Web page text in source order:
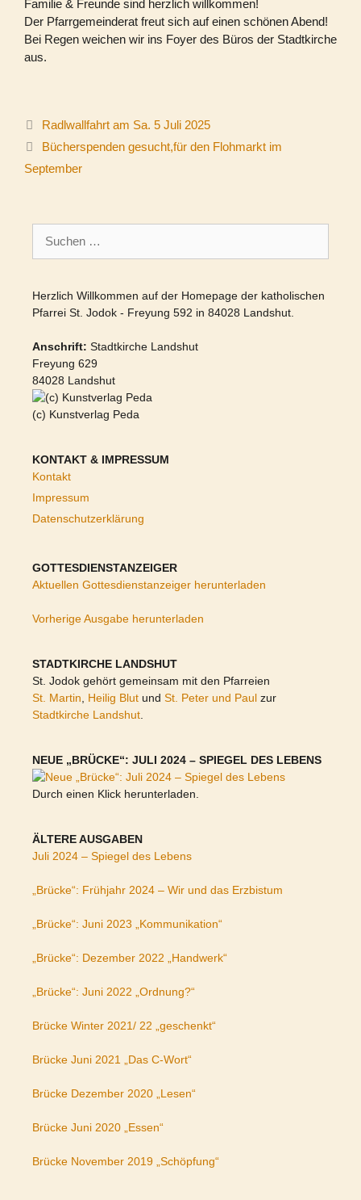
Familie & Freunde sind herzlich willkommen!
Der Pfarrgemeinderat freut sich auf einen schönen Abend!
Bei Regen weichen wir ins Foyer des Büros der Stadtkirche
aus.
Radlwallfahrt am Sa. 5 Juli 2025
Bücherspenden gesucht,für den Flohmarkt im
September
nach:
Herzlich Willkommen auf der Homepage der katholischen
Pfarrei St. Jodok - Freyung 592 in 84028 Landshut.
Anschrift: Stadtkirche Landshut
Freyung 629
84028 Landshut
(c) Kunstverlag Peda
KONTAKT & IMPRESSUM
Kontakt
Impressum
Datenschutzerklärung
GOTTESDIENSTANZEIGER
Aktuellen Gottesdienstanzeiger herunterladen
Vorherige Ausgabe herunterladen
STADTKIRCHE LANDSHUT
St. Jodok gehört gemeinsam mit den Pfarreien
St. Martin
Heilig Blut und St. Peter und Paul zur
Stadtkirche Landshut
NEUE „BRÜCKE“: JULI 2024 – SPIEGEL DES LEBENS
Durch einen Klick herunterladen.
ÄLTERE AUSGABEN
Juli 2024 – Spiegel des Lebens
„Brücke“: Frühjahr 2024 – Wir und das Erzbistum
„Brücke“: Juni 2023 „Kommunikation“
„Brücke“: Dezember 2022 „Handwerk“
„Brücke“: Juni 2022 „Ordnung?“
Brücke Winter 2021/ 22 „geschenkt“
Brücke Juni 2021 „Das C-Wort“
Brücke Dezember 2020 „Lesen“
Brücke Juni 2020 „Essen“
Brücke November 2019 „Schöpfung“